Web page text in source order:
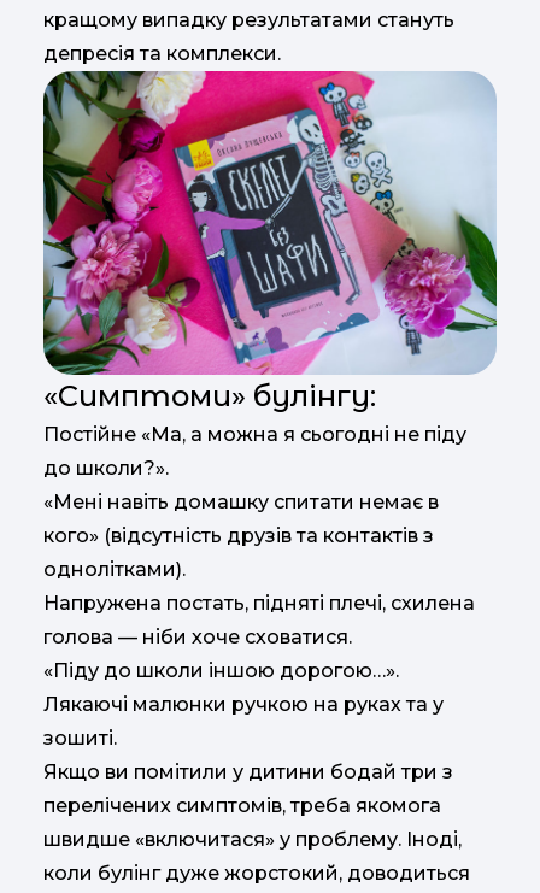
кращому випадку результатами стануть
депресія та комплекси.
«Симптоми» булінгу:
Постійне «Ма, а можна я сьогодні не піду
до школи?».
«Мені навіть домашку спитати немає в
кого» (відсутність друзів та контактів з
однолітками).
Напружена постать, підняті плечі, схилена
голова — ніби хоче сховатися.
«Піду до школи іншою дорогою…».
Лякаючі малюнки ручкою на руках та у
зошиті.
Якщо ви помітили у дитини бодай три з
перелічених симптомів, треба якомога
швидше «включитася» у проблему. Іноді,
коли булінг дуже жорстокий, доводиться